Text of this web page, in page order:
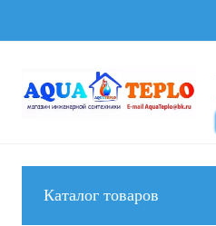
Каталог товаров